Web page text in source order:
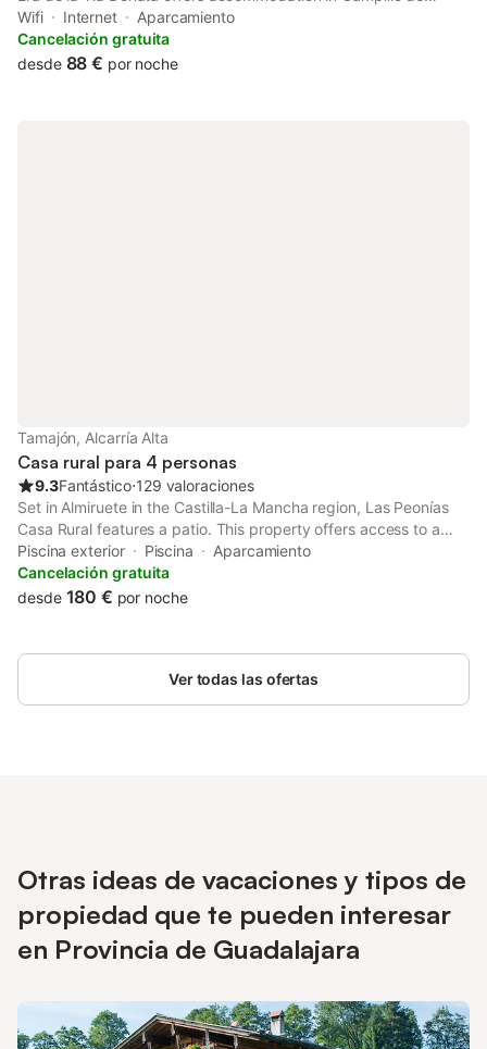
Ranas with access to a garden, a terrace, as well as private
check-in and check-out. The country house provides a shared
lounge.
Wifi Internet
Aparcamiento
Cancelación gratuita
desde 88 € por noche
Tamajón, Alcarría Alta
Casa rural para 4 personas
9.3Fantástico⋅129 valoraciones
Set in Almiruete in the Castilla-La Mancha region, Las Peonías
Casa Rural features a patio. This property offers access to a
balcony and free private parking. The chalet offers garden
views, a seasonal outdoor pool and a 24-hour front desk.
Piscina exterior Piscina
Aparcamiento
Cancelación gratuita
desde 180 € por noche
Ver todas las ofertas
Otras ideas de vacaciones y tipos de
propiedad que te pueden interesar
en Provincia de Guadalajara